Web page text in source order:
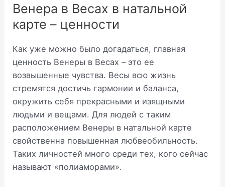
Венера в Весах в натальной
карте – ценности
Как уже можно было догадаться, главная
ценность Венеры в Весах – это ее
возвышенные чувства. Весы всю жизнь
стремятся достичь гармонии и баланса,
окружить себя прекрасными и изящными
людьми и вещами. Для людей с таким
расположением Венеры в натальной карте
свойственна повышенная любвеобильность.
Таких личностей много среди тех, кого сейчас
называют «полиаморами».